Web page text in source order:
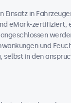
in
eMark-zertifiziert,
und
selbst in den